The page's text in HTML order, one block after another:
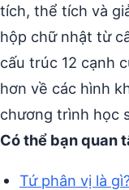
tích, thể tích và
hộp chữ nhật từ
cấu trúc 12 cạnh
hơn về các hình
chương trình học
Có thể bạn quan
Tứ phân vị là